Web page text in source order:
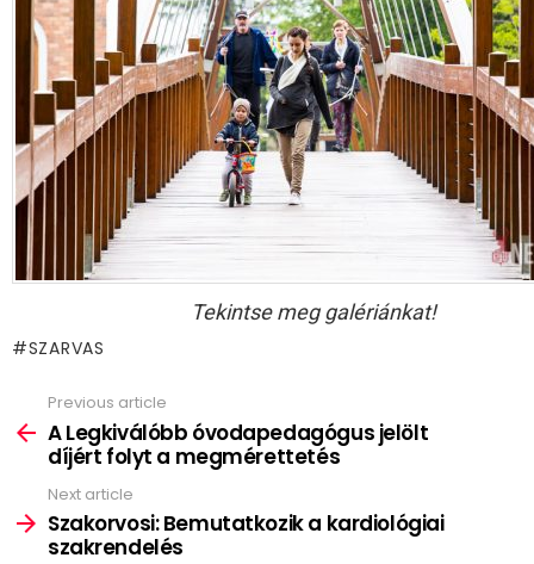
Tekintse meg galériánkat!
SZARVAS
more
Previous article
A Legkiválóbb óvodapedagógus jelölt
díjért folyt a megmérettetés
Next article
Szakorvosi: Bemutatkozik a kardiológiai
szakrendelés